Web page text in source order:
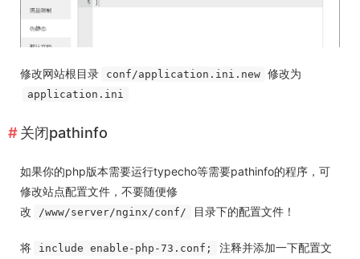
修改网站根目录 conf/application.ini.new 修改为
application.ini
关闭pathinfo
如果你的php版本需要运行typecho等需要pathinfo的程序，可
修改站点配置文件，不要随便修
改
/www/server/nginx/conf/ 目录下的配置文件！
将 include enable-php-73.conf;
注释并添加一下配置文